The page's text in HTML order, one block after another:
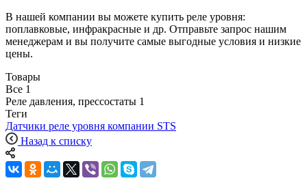
В нашей компании вы можете купить реле уровня:
поплавковые, инфракрасные и др. Отправьте запрос нашим
менеджерам и вы получите самые выгодные условия и низкие
цены.
Товары
Все 1
Реле давления, прессостаты 1
Теги
Датчики реле уровня компании STS
Назад к списку